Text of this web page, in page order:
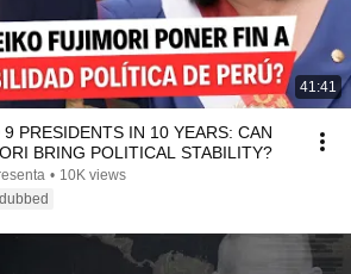
41:41
PRESIDENTS IN 10 YEARS: CAN
BRING POLITICAL STABILITY?
• 10K views